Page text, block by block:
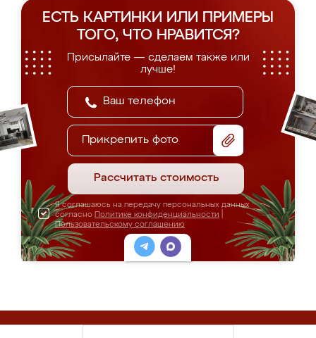
ЕСТЬ КАРТИНКИ ИЛИ ПРИМЕРЫ
ТОГО, ЧТО НРАВИТСЯ?
Присылайте — сделаем также или
лучше!
Прикрепить фото
Рассчитать стоимость
Я соглашаюсь на передачу персональных данных
согласно Политике конфиденциальности
Пользовательскому соглашению